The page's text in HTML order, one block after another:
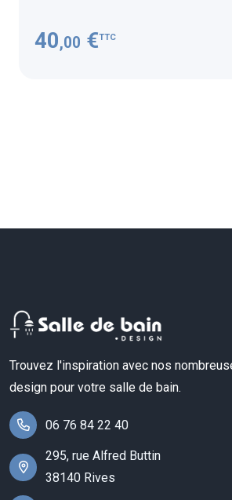
40,00 €TTC
Trouvez l'inspiration avec nos
design pour votre salle de bain.
06 76 84 22 40
295, rue Alfred Buttin
38140 Rives